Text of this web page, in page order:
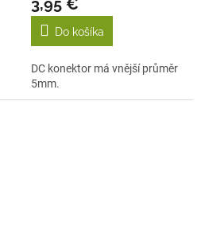
3,95 €
Do košíka
DC konektor má vnější průměr
5mm.